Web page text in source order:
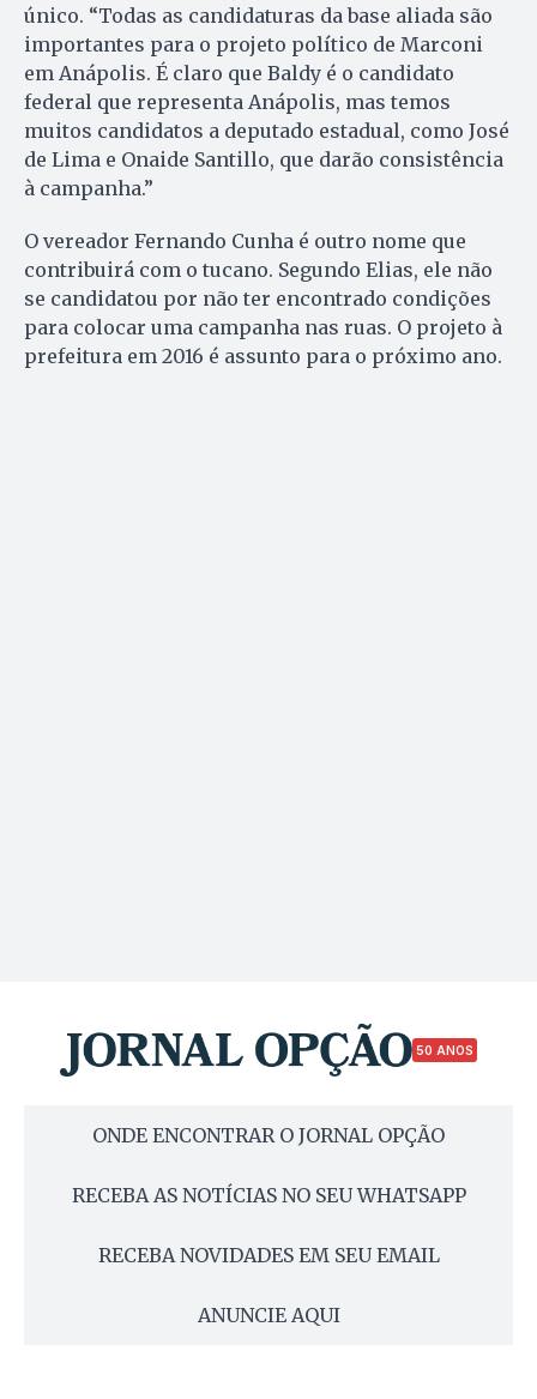
único. “Todas as candidaturas da base aliada são
importantes para o projeto político de Marconi
em Anápolis. É claro que Baldy é o candidato
federal que representa Anápolis, mas temos
muitos candidatos a deputado estadual, como José
de Lima e Onaide Santillo, que darão consistência
à campanha.”
O vereador Fernando Cunha é outro nome que
contribuirá com o tucano. Segundo Elias, ele não
se candidatou por não ter encontrado condições
para colocar uma campanha nas ruas. O projeto à
prefeitura em 2016 é assunto para o próximo ano.
50 ANOS
ONDE ENCONTRAR O JORNAL OPÇÃO
RECEBA AS NOTÍCIAS NO SEU WHATSAPP
RECEBA NOVIDADES EM SEU EMAIL
ANUNCIE AQUI